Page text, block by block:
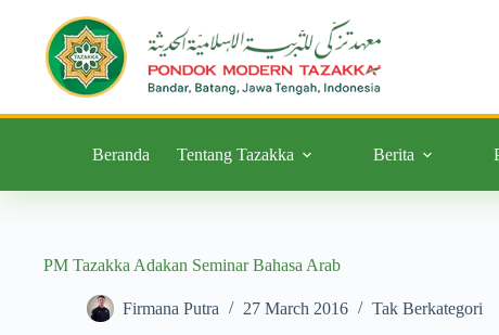
Beranda Tentang Tazakka Berita
PM Tazakka Adakan Seminar Bahasa Arab
Firmana Putra 27 March 2016 Tak Berkategori